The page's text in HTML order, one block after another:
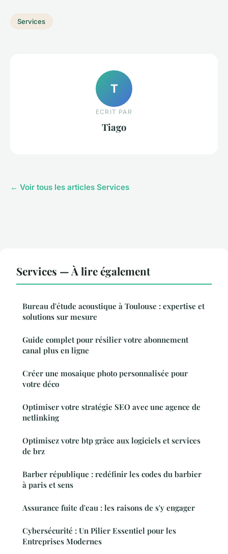
Services
T
ECRIT PAR
Tiago
← Voir tous les articles Services
Services — À lire également
Bureau d'étude acoustique à Toulouse : expertise et
solutions sur mesure
Guide complet pour résilier votre abonnement
canal plus en ligne
Créer une mosaique photo personnalisée pour
votre déco
Optimiser votre stratégie SEO avec une agence de
netlinking
Optimisez votre btp grâce aux logiciels et services
de brz
Barber république : redéfinir les codes du barbier
à paris et sens
Assurance fuite d'eau : les raisons de s'y engager
Cybersécurité : Un Pilier Essentiel pour les
Entreprises Modernes